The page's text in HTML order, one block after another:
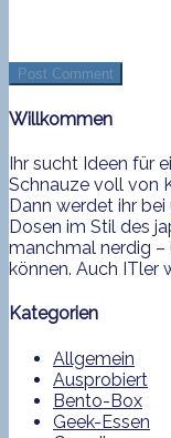
Willkommen
Ihr sucht Ideen für
Schnauze voll von
Dann werdet ihr
Dosen im Stil des
manchmal nerdig –
können. Auch ITler
Kategorien
Allgemein
Ausprobiert
Bento-Box
Geek-Essen